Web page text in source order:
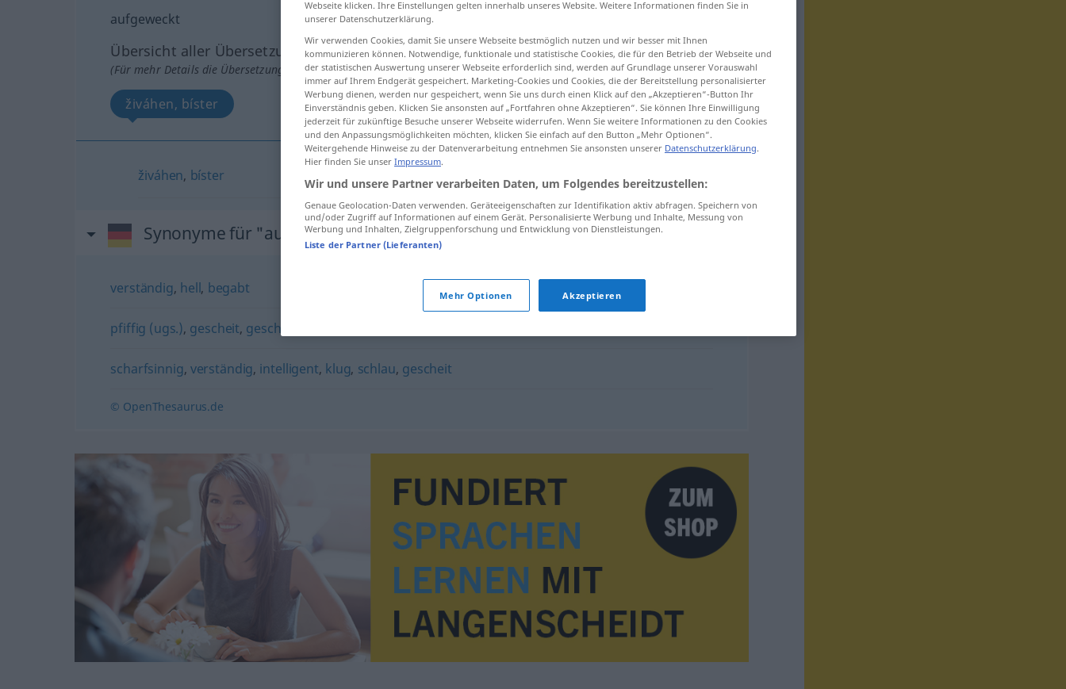
aufgeweckt
Übersicht aller Übersetzungen
(Für mehr Details die Übersetzung anklicken/antippen)
živáhen, bíster
živáhen, bíster aufgeweckt
Synonyme für "aufgeweckt"
verständig, hell, begabt
pfiffig (ugs.), gescheit, geschickt
scharfsinnig, verständig, intelligent, klug, schlau, gescheit
© OpenThesaurus.de
Webseite klicken. Ihre Einstellungen gelten innerhalb unseres Website. Weitere Informationen finden Sie in
unserer Datenschutzerklärung.
Wir verwenden Cookies, damit Sie unsere Webseite bestmöglich nutzen und wir besser mit Ihnen
kommunizieren können. Notwendige, funktionale und statistische Cookies, die für den Betrieb der Webseite und
der statistischen Auswertung unserer Webseite erforderlich sind, werden auf Grundlage unserer Vorauswahl
immer auf Ihrem Endgerät gespeichert. Marketing-Cookies und Cookies, die der Bereitstellung personalisierter
Werbung dienen, werden nur gespeichert, wenn Sie uns durch einen Klick auf den „Akzeptieren“-Button Ihr
Einverständnis geben. Klicken Sie ansonsten auf „Fortfahren ohne Akzeptieren“. Sie können Ihre Einwilligung
jederzeit für zukünftige Besuche unserer Webseite widerrufen. Wenn Sie weitere Informationen zu den Cookies
und den Anpassungsmöglichkeiten möchten, klicken Sie einfach auf den Button „Mehr Optionen“.
Weitergehende Hinweise zu der Datenverarbeitung entnehmen Sie ansonsten unserer Datenschutzerklärung.
Hier finden Sie unser Impressum.
Wir und unsere Partner verarbeiten Daten, um Folgendes bereitzustellen:
Genaue Geolocation-Daten verwenden. Geräteeigenschaften zur Identifikation aktiv abfragen. Speichern von
und/oder Zugriff auf Informationen auf einem Gerät. Personalisierte Werbung und Inhalte, Messung von
Werbung und Inhalten, Zielgruppenforschung und Entwicklung von Dienstleistungen.
Liste der Partner (Lieferanten)
Mehr Optionen Akzeptieren